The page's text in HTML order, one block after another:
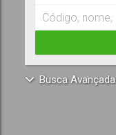
Busca Avançada